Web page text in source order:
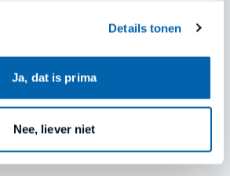
opnieuw aanpassen of intrekken via
onderaan onze websites of in de
Lees meer in
Details tonen
Ja, dat is prima
Nee, liever niet
voorbeeldbrief bezwaar
Lees meer